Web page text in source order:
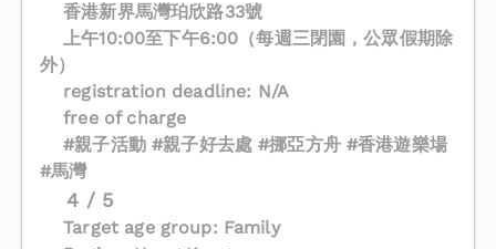
香港新界馬灣珀欣路33號
上午10:00至下午6:00（每週三閉園，公眾假期除
外）
registration deadline: N/A
free of charge
#親子活動 #親子好去處 #挪亞方舟 #香港遊樂場
#馬灣
4 / 5
Target age group: Family